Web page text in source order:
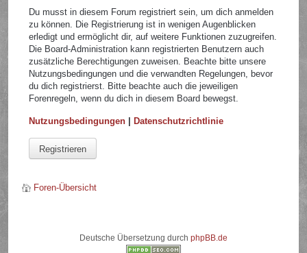
Du musst in diesem Forum registriert sein, um dich anmelden
zu können. Die Registrierung ist in wenigen Augenblicken
erledigt und ermöglicht dir, auf weitere Funktionen zuzugreifen.
Die Board-Administration kann registrierten Benutzern auch
zusätzliche Berechtigungen zuweisen. Beachte bitte unsere
Nutzungsbedingungen und die verwandten Regelungen, bevor
du dich registrierst. Bitte beachte auch die jeweiligen
Forenregeln, wenn du dich in diesem Board bewegst.
Nutzungsbedingungen |Datenschutzrichtlinie
Registrieren
Foren-Übersicht
Deutsche Übersetzung durch phpBB.de